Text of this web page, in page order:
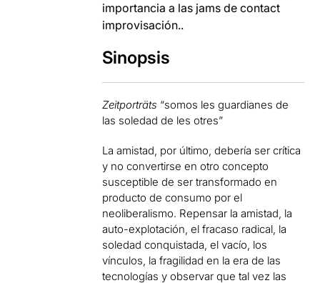
importancia a las jams de contact
improvisación..
Sinopsis
Zeitporträts “somos les guardianes de
las soledad de les otres”
La amistad, por último, debería ser crítica
y no convertirse en otro concepto
susceptible de ser transformado en
producto de consumo por el
neoliberalismo. Repensar la amistad, la
auto-explotación, el fracaso radical, la
soledad conquistada, el vacío, los
vínculos, la fragilidad en la era de las
tecnologías y observar que tal vez las